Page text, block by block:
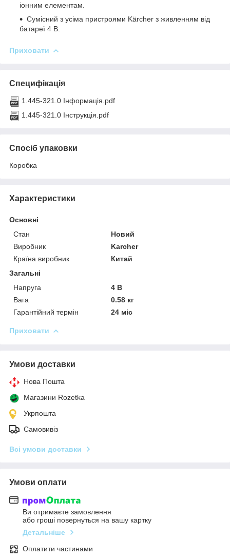
іонним елементам.
Сумісний з усіма пристроями Kärcher з живленням від
батареї 4 В.
Приховати
Специфікація
1.445-321.0 Інформація.pdf
1.445-321.0 Інструкція.pdf
Спосіб упаковки
Коробка
Характеристики
Основні
Стан
Новий
Виробник
Karcher
Країна виробник
Китай
Загальні
Напруга
4 В
Вага
0.58 кг
Гарантійний термін
24 міс
Приховати
Умови доставки
Нова Пошта
Магазини Rozetka
Укрпошта
Самовивіз
Всі умови доставки
Умови оплати
Ви отримаєте замовлення
або гроші повернуться на вашу картку
Детальніше
Оплатити частинами